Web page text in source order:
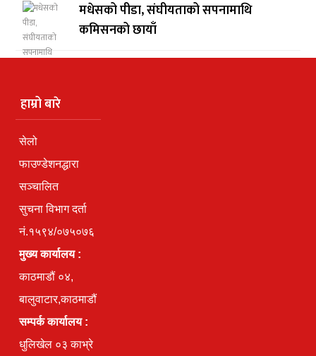
मधेसको पीडा, संघीयताको सपनामाथि
कमिसनको छायाँ
हाम्रो बारे
सेलो
फाउण्डेशनद्धारा
सञ्चालित
सुचना विभाग दर्ता
नं.१५९४/०७५०७६
मुख्य कार्यालय :
काठमाडौं ०४,
बालुवाटार,काठमाडौं
सम्पर्क कार्यालय :
धुलिखेल ०३ काभ्रे